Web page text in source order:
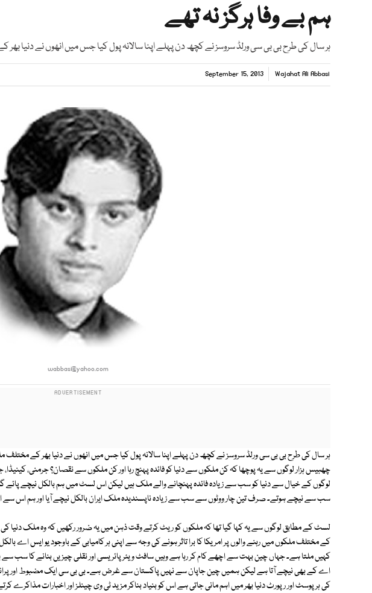
ہم بے وفا ہرگز نہ تھے
ہر سال کی طرح بی بی سی ورلڈ سروسز نے کچھ دن پہلے اپنا سالانہ پول کیا جس میں انھوں نے دنیا
Wajahat Ali Abbasi
September 15, 2013
wabbasi@yahoo.com
ہر سال کی طرح بی بی سی ورلڈ سروسز نے کچھ دن پہلے اپنا سالانہ پول کیا جس میں انھوں نے دنیا بھر کے
چھبیس ہزار لوگوں سے یہ پوچھا کہ کن ملکوں سے دنیا کو فائدہ پہنچ رہا اور کن ملکوں سے نقصان؟ جرمنی،
لوگوں کے خیال سے دنیا کو سب سے زیادہ فائدہ پہنچانے والے ملک ہیں لیکن اس لسٹ میں ہم بالکل نیچے پائے
سب سے نیچے ہوتے۔ صرف تین چار ووٹوں سے سب سے زیادہ ناپسندیدہ ملک ایران بالکل نیچے آیا اور ہم اس سے
لسٹ کے مطابق لوگوں سے یہ کہا گیا تھا کہ ملکوں کو ریٹ کرتے وقت ذہن میں یہ ضرور رکھیں کہ وہ ملک دنیا کی
کے مختلف ملکوں میں رہنے والوں پر امریکا کا برا تاثر ہونے کی وجہ سے اپنی ہر کامیابی کے باوجود یو ایس اے
کہیں ملتا ہے۔ جہاں چین بہت سے اچھے کام کر رہا ہے وہیں سافٹ ویئر پائریسی اور نقلی چیزیں بنانے کا سب
اے کے بھی نیچے آتا ہے لیکن ہمیں چین جاپان سے نہیں پاکستان سے غرض ہے۔ بی بی سی ایک مضبوط اور
کی ہر پوسٹ اور رپورٹ دنیا بھر میں اہم مانی جاتی ہے اس کو بنیاد بناکر مزید ٹی وی چینلز اور اخبارات مذاکرے